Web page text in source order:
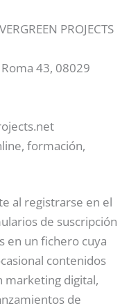
PROJECTS
43, 08029
formación,
al registrarse en el
de suscripción
en un fichero cuya
contenidos
marketing digital,
de